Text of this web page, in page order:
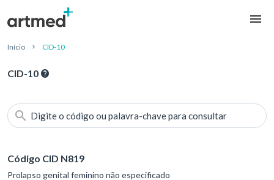
Início CID-10
CID-10
Digite o código ou palavra-chave para consultar
Código CID N819
Prolapso genital feminino não especificado